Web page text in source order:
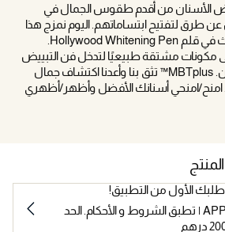
الأسنان من أقدم طقوس الجمال في
طرق لتفتيح ابتساماتهم. اليوم نمزج هذا
على مكونات مشتقة طبيعيًا لتدخل فن التبييض
إلى القرن الحادي والعشرين. MBTplus™ تثق بنا وأعدنا اكتشاف جمال
امنح/امنحي أسنانك الأفضل وأظهر/أظهري
استخدم الكود: APP | تطبق الشروط و الأحكام. الحد